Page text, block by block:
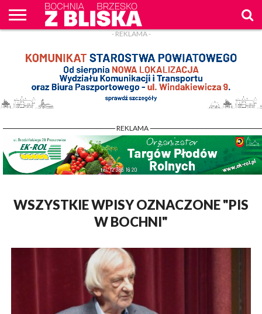
WPROST
REKLAM
- REKLAMA -
- REKLAMA -
WSZYSTKIE WPISY OZNACZONE "PIS
W BOCHNI"